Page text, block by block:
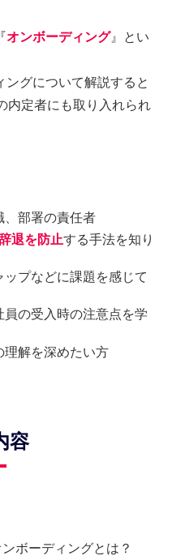
オンボーディング』とい
グについて解説すると
内定者にも取り入れられ
、部署の責任者
退を防止する手法を知り
プなどに課題を感じて
の受入時の注意点を学
理解を深めたい方
容
ボーディングとは？